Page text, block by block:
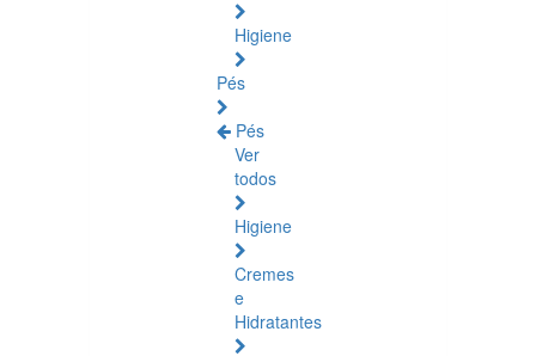
Higiene
Pés
Pés
Ver
todos
Higiene
Cremes
e
Hidratantes